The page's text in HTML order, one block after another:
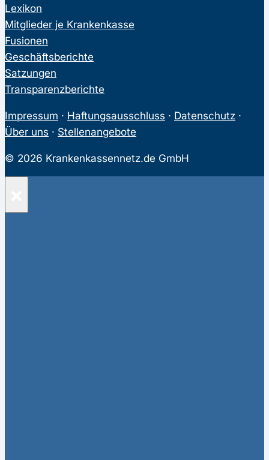
Lexikon
Mitglieder je Krankenkasse
Fusionen
Geschäftsberichte
Satzungen
Transparenzberichte
Impressum · Haftungsausschluss · Datenschutz ·
Über uns · Stellenangebote
© 2026 Krankenkassennetz.de GmbH